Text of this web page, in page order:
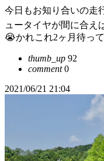
今日もお知り合いの
ュータイヤが間に合
😭かれこれ2ヶ月待っ
thumb_up 92
comment0
2021/06/21 21:04